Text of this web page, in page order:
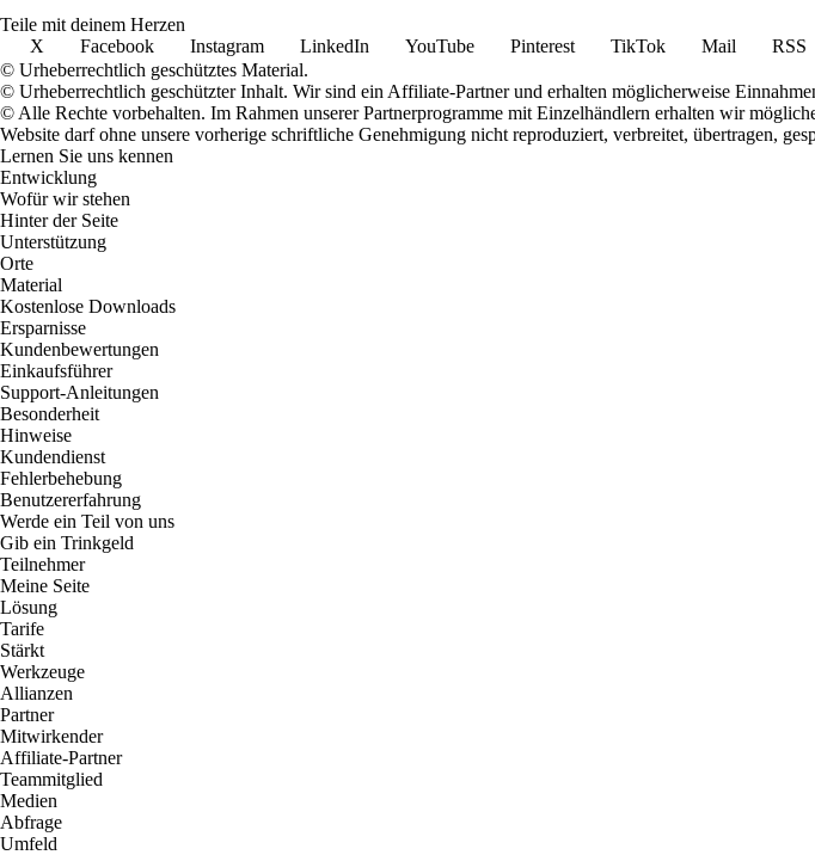
Teile mit deinem Herzen
X
Facebook Instagram LinkedIn YouTube Pinterest TikTok Mail
RSS
© Urheberrechtlich geschütztes Material.
© Urheberrechtlich geschützter Inhalt. Wir sind ein Affiliate-Partner und erhalten möglicherweise
© Alle Rechte vorbehalten. Im Rahmen unserer Partnerprogramme mit Einzelhändlern erhalten wir
Website darf ohne unsere vorherige schriftliche Genehmigung nicht reproduziert, verbreitet, übertragen,
Lernen Sie uns kennen
Entwicklung
Wofür wir stehen
Hinter der Seite
Unterstützung
Orte
Material
Kostenlose Downloads
Ersparnisse
Kundenbewertungen
Einkaufsführer
Support-Anleitungen
Besonderheit
Hinweise
Kundendienst
Fehlerbehebung
Benutzererfahrung
Werde ein Teil von uns
Gib ein Trinkgeld
Teilnehmer
Meine Seite
Lösung
Tarife
Stärkt
Werkzeuge
Allianzen
Partner
Mitwirkender
Affiliate-Partner
Teammitglied
Medien
Abfrage
Umfeld